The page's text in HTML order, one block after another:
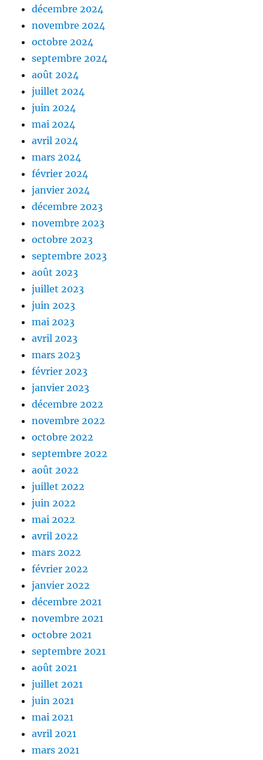
décembre 2024
novembre 2024
octobre 2024
septembre 2024
août 2024
juillet 2024
juin 2024
mai 2024
avril 2024
mars 2024
février 2024
janvier 2024
décembre 2023
novembre 2023
octobre 2023
septembre 2023
août 2023
juillet 2023
juin 2023
mai 2023
avril 2023
mars 2023
février 2023
janvier 2023
décembre 2022
novembre 2022
octobre 2022
septembre 2022
août 2022
juillet 2022
juin 2022
mai 2022
avril 2022
mars 2022
février 2022
janvier 2022
décembre 2021
novembre 2021
octobre 2021
septembre 2021
août 2021
juillet 2021
juin 2021
mai 2021
avril 2021
mars 2021